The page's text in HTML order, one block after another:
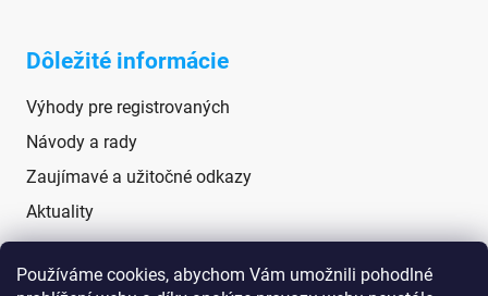
Používáme cookies, abychom Vám umožnili pohodlné
Dôležité informácie
Výhody pre registrovaných
Návody a rady
Zaujímavé a užitočné odkazy
Aktuality